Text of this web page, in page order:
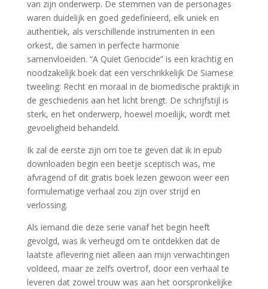
van zijn onderwerp. De stemmen van de personages
waren duidelijk en goed gedefinieerd, elk uniek en
authentiek, als verschillende instrumenten in een
orkest, die samen in perfecte harmonie
samenvloeiden. “A Quiet Genocide” is een krachtig en
noodzakelijk boek dat een verschrikkelijk De Siamese
tweeling: Recht en moraal in de biomedische praktijk in
de geschiedenis aan het licht brengt. De schrijfstijl is
sterk, en het onderwerp, hoewel moeilijk, wordt met
gevoeligheid behandeld.
Ik zal de eerste zijn om toe te geven dat ik in epub
downloaden begin een beetje sceptisch was, me
afvragend of dit gratis boek lezen gewoon weer een
formulematige verhaal zou zijn over strijd en
verlossing.
Als iemand die deze serie vanaf het begin heeft
gevolgd, was ik verheugd om te ontdekken dat de
laatste aflevering niet alleen aan mijn verwachtingen
voldeed, maar ze zelfs overtrof, door een verhaal te
leveren dat zowel trouw was aan het oorspronkelijke